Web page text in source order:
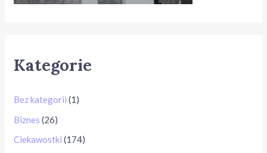
Kategorie
Bez kategorii (1)
Biznes (26)
Ciekawostki (174)